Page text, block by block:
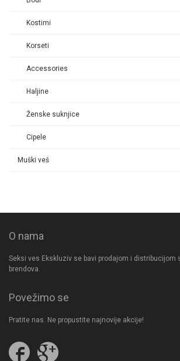
Kostimi
Korseti
Accessories
Haljine
Ženske suknjice
Cipele
Muški veš
O nama
Seksi ves Ekskluziv se bavi prodajom i distribucijom
brendova.
Povežimo se
Pratite nas. Ne propustite najnovije akcije!
Pratite
nas
us